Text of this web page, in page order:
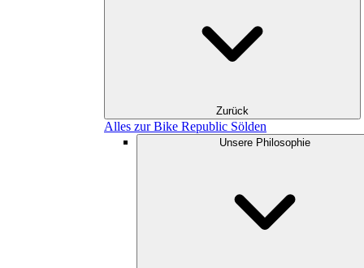
Zurück
Alles zur Bike Republic Sölden
Unsere Philosophie